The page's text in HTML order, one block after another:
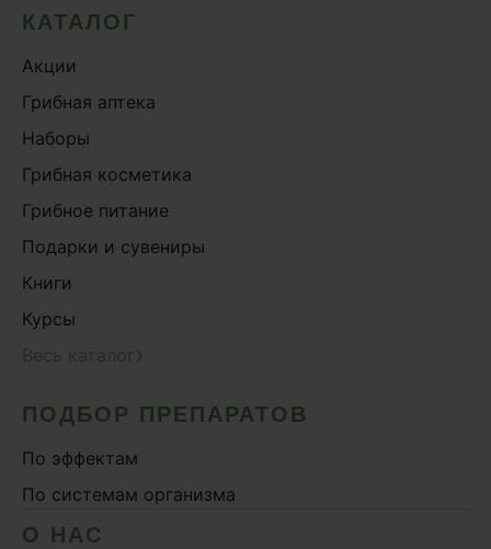
КАТАЛОГ
Акции
Грибная аптека
Наборы
Грибная косметика
Грибное питание
Подарки и сувениры
Книги
Курсы
ПОДБОР ПРЕПАРАТОВ
По эффектам
По системам организма
О НАС